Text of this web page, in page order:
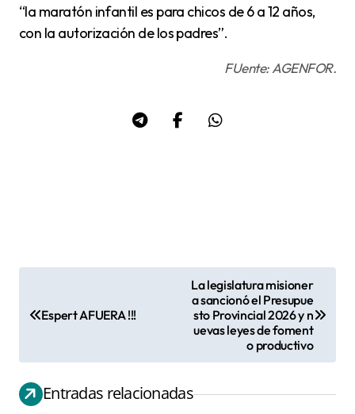
“la maratón infantil es para chicos de 6 a 12 años,
con la autorización de los padres”.
FUente: AGENFOR.
e
g
Espert AFUERA !!!
La legislatura misioner
a sancionó el Presupue
sto Provincial 2026 y n
uevas leyes de foment
o productivo
Entradas relacionadas